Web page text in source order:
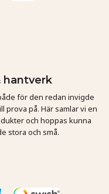
hantverk
för den redan invigde
prova på. Här samlar vi en
och hoppas kunna
stora och små.